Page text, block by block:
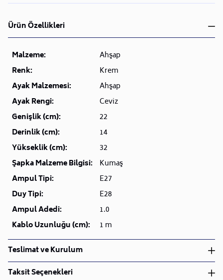
Ürün Özellikleri
Malzeme:
Ahşap
Renk:
Krem
Ayak Malzemesi:
Ahşap
Ayak Rengi:
Ceviz
Genişlik (cm):
22
Derinlik (cm):
14
Yükseklik (cm):
32
Şapka Malzeme Bilgisi: Kumaş
Ampul Tipi:
E27
Duy Tipi:
E28
Ampul Adedi:
1.0
Kablo Uzunluğu (cm):
1 m
Teslimat ve Kurulum
Teslimat ve Kurulum
Taksit Seçenekleri